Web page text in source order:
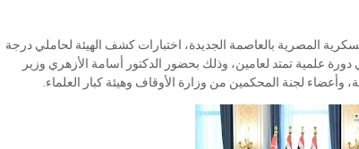
المصرية بالعاصمة الجديدة، اختبارات كشف الهيئة لحاملي درجة
دورة علمية تمتد لعامين، وذلك بحضور الدكتور أسامة الأزهري وزير
وأعضاء لجنة المحكمين من وزارة الأوقاف وهيئة كبار العلماء.